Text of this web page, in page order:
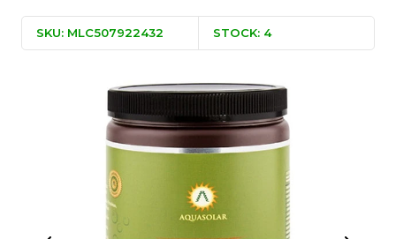
SKU: MLC507922432 STOCK: 4